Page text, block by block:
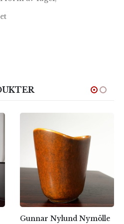
Gunnar Nylund Nymölle